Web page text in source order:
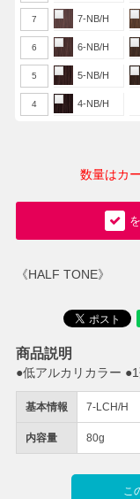
《HALF TONE》
基本情報 7-LCH/H
内容量 80g
7 7-NB/H
6 6-NB/H
5 5-NB/H
4 4-NB/H
数量はカ
こ
商品説明
●低アルカリカラー